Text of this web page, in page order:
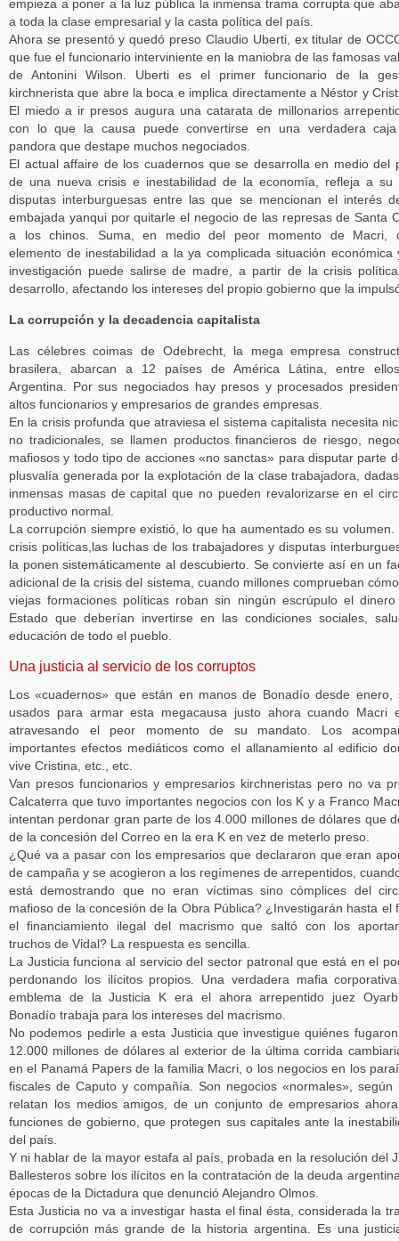
empieza a poner a la luz pública la inmensa trama corrupta que
a toda la clase empresarial y la casta política del país.
Ahora se presentó y quedó preso Claudio Uberti, ex titular de
que fue el funcionario interviniente en la maniobra de las famosas
de Antonini Wilson. Uberti es el primer funcionario de la
kirchnerista que abre la boca e implica directamente a Néstor y
El miedo a ir presos augura una catarata de millonarios
con lo que la causa puede convertirse en una verdadera
pandora que destape muchos negociados.
El actual affaire de los cuadernos que se desarrolla en medio del
de una nueva crisis e inestabilidad de la economía, refleja a su
disputas interburguesas entre las que se mencionan el interés
embajada yanqui por quitarle el negocio de las represas de Santa
a los chinos. Suma, en medio del peor momento de Macri,
elemento de inestabilidad a la ya complicada situación económica
investigación puede salirse de madre, a partir de la crisis
desarrollo, afectando los intereses del propio gobierno que la
La corrupción y la decadencia capitalista
Las célebres coimas de Odebrecht, la mega empresa
brasilera, abarcan a 12 países de América Látina, entre
Argentina. Por sus negociados hay presos y procesados
altos funcionarios y empresarios de grandes empresas.
En la crisis profunda que atraviesa el sistema capitalista necesita
no tradicionales, se llamen productos financieros de riesgo,
mafiosos y todo tipo de acciones «no sanctas» para disputar parte
plusvalía generada por la explotación de la clase trabajadora,
inmensas masas de capital que no pueden revalorizarse en el
productivo normal.
La corrupción siempre existió, lo que ha aumentado es su volumen.
crisis políticas,las luchas de los trabajadores y disputas
la ponen sistemáticamente al descubierto. Se convierte así en un
adicional de la crisis del sistema, cuando millones comprueban
viejas formaciones políticas roban sin ningún escrúpulo el
Estado que deberían invertirse en las condiciones sociales,
educación de todo el pueblo.
Una justicia al servicio de los corruptos
Los «cuadernos» que están en manos de Bonadío desde enero,
usados para armar esta megacausa justo ahora cuando Macri
atravesando el peor momento de su mandato. Los
importantes efectos mediáticos como el allanamiento al edificio
vive Cristina, etc., etc.
Van presos funcionarios y empresarios kirchneristas pero no va
Calcaterra que tuvo importantes negocios con los K y a Franco
intentan perdonar gran parte de los 4.000 millones de dólares que
de la concesión del Correo en la era K en vez de meterlo preso.
¿Qué va a pasar con los empresarios que declararon que eran
de campaña y se acogieron a los regímenes de arrepentidos,
está demostrando que no eran víctimas sino cómplices del
mafioso de la concesión de la Obra Pública? ¿Investigarán hasta el
el financiamiento ilegal del macrismo que saltó con los
truchos de Vidal? La respuesta es sencilla.
La Justicia funciona al servicio del sector patronal que está en el
perdonando los ilícitos propios. Una verdadera mafia
emblema de la Justicia K era el ahora arrepentido juez
Bonadío trabaja para los intereses del macrismo.
No podemos pedirle a esta Justicia que investigue quiénes
12.000 millones de dólares al exterior de la última corrida
en el Panamá Papers de la familia Macri, o los negocios en los
fiscales de Caputo y compañía. Son negocios «normales», según
relatan los medios amigos, de un conjunto de empresarios
funciones de gobierno, que protegen sus capitales ante la
del país.
Y ni hablar de la mayor estafa al país, probada en la resolución del
Ballesteros sobre los ilícitos en la contratación de la deuda
épocas de la Dictadura que denunció Alejandro Olmos.
Esta Justicia no va a investigar hasta el final ésta, considerada la
de corrupción más grande de la historia argentina. Es una